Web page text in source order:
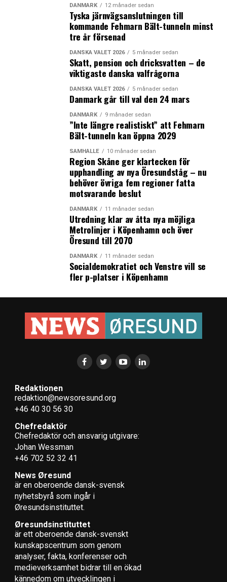
firas även att kvinnorna fick rösträtt för 100 år sedan
genom en ändring i grundlagen. Innan ändringen var
det enbart män över 30 år och med en vis inkomst som
fick rösta. Vid lagändringen sänktes rösträttsåldern till
25 år och även tjänstefolk och personer utan eget
boende fick rösträtt dock fortfarande inte dömda och
Kravet om rösträtt för kvinnor hördes förste gången
1886. 1903 fick kvinnorna rösträtt till kyrkorådsval och
1908 till kommunval. Den första kvinnliga ministern var
Nina Bang, som var utbildningsminister 1924-1926. Den
första kvinnliga statsministern var Helle Thorning-
Schmidt som vann posten 2011.
Sverige var sist bland de nordiska länderna att införa
kvinnlig rösträtt. I Finland var det 1906, Norge 1913
och i Danmark och Island 1915.
Källa: Sveriges Radio, Danmarks Radio, Berlingske och
Danmarks statistik.
Ranking baserad på andel kvinnor i parlamentet
1 Rwanda 63,8 %
4 Seychellerna 43,9 %
5 Sverige 43,6 %
6 Senegal 42,7 %
8 Ecuador 41,6 %
9 Sydafrika 41,5 %
10 Island o Namibia 41,3 %
Källa: Berlingske Magasin
DANMARK 12 månader sedan
Tyska järnvägsanslutningen till
kommande Fehmarn Bält-tunneln minst
tre år försenad
DANSKA VALET 2026 5 månader sedan
Skatt, pension och dricksvatten – de
viktigaste danska valfrågorna
DANSKA VALET 2026 5 månader sedan
Danmark går till val den 24 mars
DANMARK 9 månader sedan
”Inte längre realistiskt” att Fehmarn
Bält-tunneln kan öppna 2029
SAMHÄLLE 10 månader sedan
Region Skåne ger klartecken för
upphandling av nya Öresundståg – nu
behöver övriga fem regioner fatta
motsvarande beslut
DANMARK 11 månader sedan
Utredning klar av åtta nya möjliga
Metrolinjer i Köpenhamn och över
Öresund till 2070
DANMARK 11 månader sedan
Socialdemokratiet och Venstre vill se
fler p-platser i Köpenhamn
Redaktionen
redaktion@newsoresund.org
+46 40 30 56 30
Chefredaktör
Chefredaktör och ansvarig utgivare:
Johan Wessman
+46 702 52 32 41
News Øresund
är en oberoende dansk-svensk
nyhets­byrå som ingår i
Øresundsinstituttet.
Øresundsinstituttet
är ett oberoende dansk-svenskt
kunskapscentrum som genom
analyser, fakta, konferenser och
medieverksamhet bidrar till en ökad
kännedom om utvecklingen i